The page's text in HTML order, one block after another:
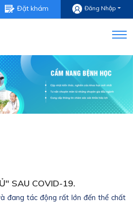
Đặt khám Đăng Nhập
SAU COVID-19.
đang tác động rất lớn đến thể chất